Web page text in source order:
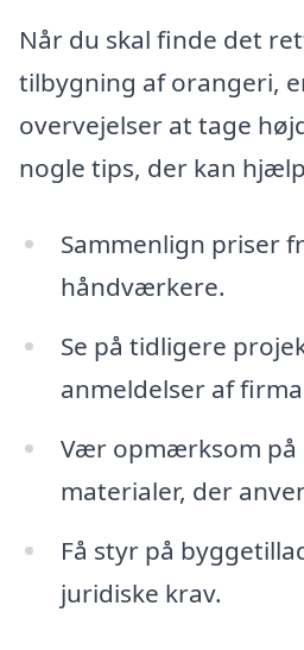
Når du skal finde det
tilbygning af orangeri,
overvejelser at tage
nogle tips, der kan
Sammenlign priser
håndværkere.
Se på tidligere
anmeldelser af
Vær opmærksom på
materialer, der
Få styr på
juridiske krav.